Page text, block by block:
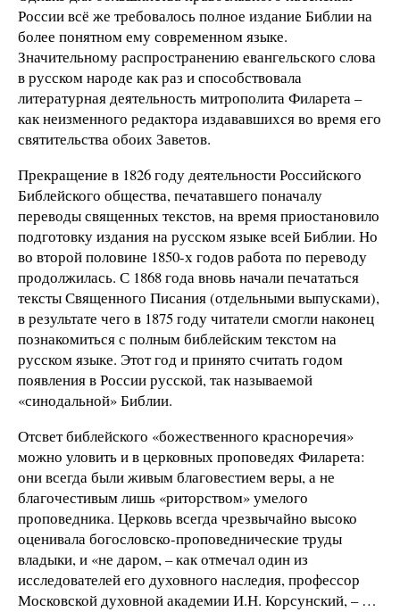
России всё же требовалось полное издание Библии на
более понятном ему современном языке.
Значительному распространению евангельского слова
в русском народе как раз и способствовала
литературная деятельность митрополита Филарета –
как неизменного редактора издававшихся во время его
святительства обоих Заветов.
Прекращение в 1826 году деятельности Российского
Библейского общества, печатавшего поначалу
переводы священных текстов, на время приостановило
подготовку издания на русском языке всей Библии. Но
во второй половине 1850-х годов работа по переводу
продолжилась. С 1868 года вновь начали печататься
тексты Священного Писания (отдельными выпусками),
в результате чего в 1875 году читатели смогли наконец
познакомиться с полным библейским текстом на
русском языке. Этот год и принято считать годом
появления в России русской, так называемой
«синодальной» Библии.
Отсвет библейского «божественного красноречия»
можно уловить и в церковных проповедях Филарета:
они всегда были живым благовестием веры, а не
благочестивым лишь «риторством» умелого
проповедника. Церковь всегда чрезвычайно высоко
оценивала богословско-проповеднические труды
владыки, и «не даром, – как отмечал один из
исследователей его духовного наследия, профессор
Московской духовной академии И.Н. Корсунский, – …